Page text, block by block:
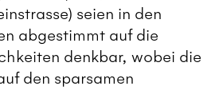
seien in den
abgestimmt auf die
denkbar, wobei die
den sparsamen